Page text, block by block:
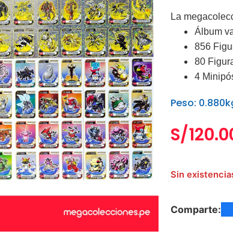
La
Álbum
856
80
4
Peso:
S/
Sin
Comparte: